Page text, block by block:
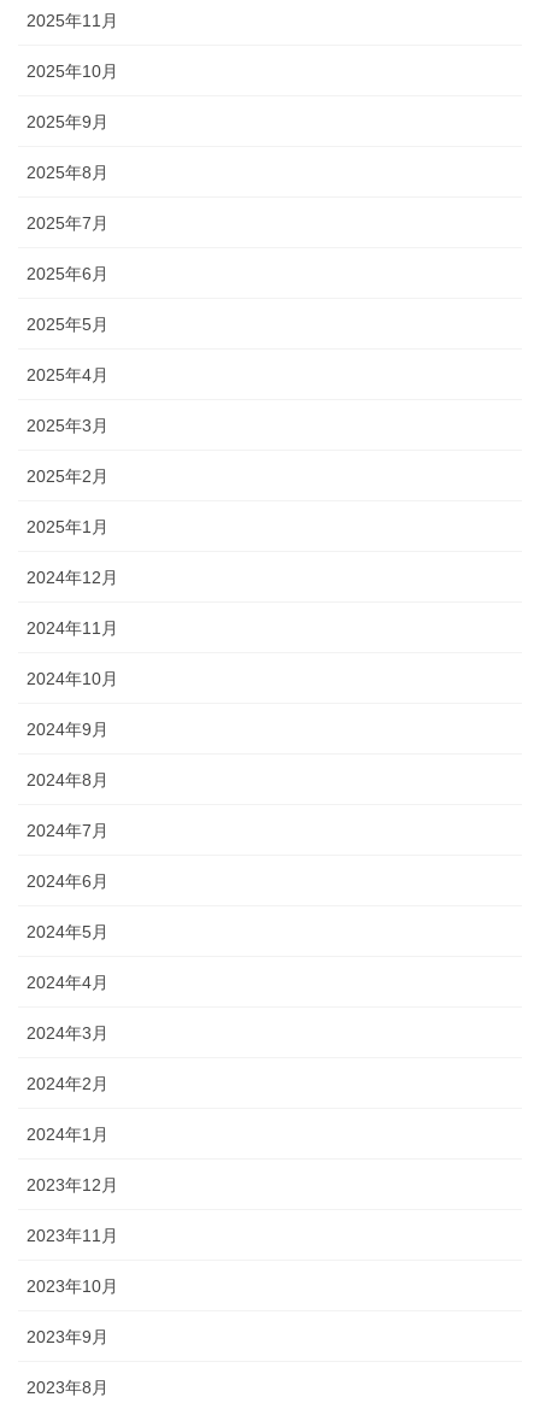
2025年11月
2025年10月
2025年9月
2025年8月
2025年7月
2025年6月
2025年5月
2025年4月
2025年3月
2025年2月
2025年1月
2024年12月
2024年11月
2024年10月
2024年9月
2024年8月
2024年7月
2024年6月
2024年5月
2024年4月
2024年3月
2024年2月
2024年1月
2023年12月
2023年11月
2023年10月
2023年9月
2023年8月